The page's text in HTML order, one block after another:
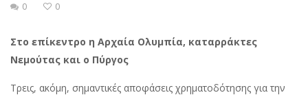
0
0
Στο επίκεντρο η Αρχαία Ολυμπία, καταρράκτες
Νεμούτας και ο Πύργος
Τρεις, ακόμη, σημαντικές αποφάσεις χρηματοδότησης για την